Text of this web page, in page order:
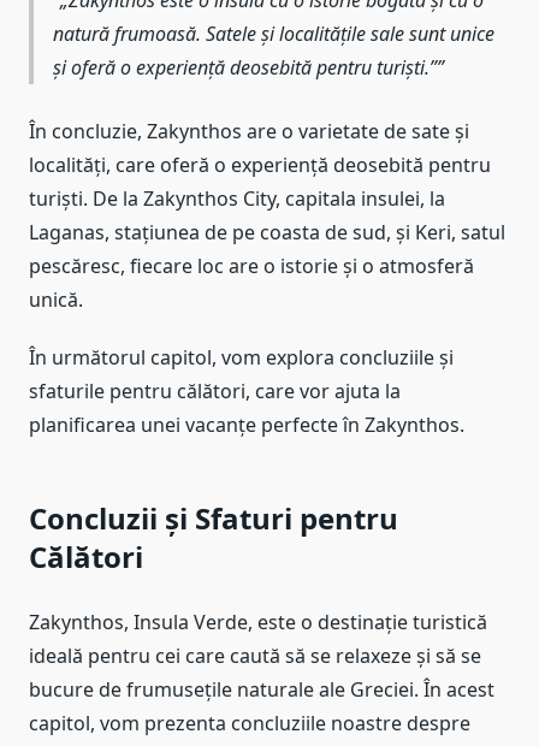
natură frumoasă. Satele și localitățile sale sunt unice
și oferă o experiență deosebită pentru turiști.”
În concluzie, Zakynthos are o varietate de sate și
localități, care oferă o experiență deosebită pentru
turiști. De la Zakynthos City, capitala insulei, la
Laganas, stațiunea de pe coasta de sud, și Keri, satul
pescăresc, fiecare loc are o istorie și o atmosferă
unică.
În următorul capitol, vom explora concluziile și
sfaturile pentru călători, care vor ajuta la
planificarea unei vacanțe perfecte în Zakynthos.
Concluzii și Sfaturi pentru
Călători
Zakynthos, Insula Verde, este o destinație turistică
ideală pentru cei care caută să se relaxeze și să se
bucure de frumusețile naturale ale Greciei. În acest
capitol, vom prezenta concluziile noastre despre